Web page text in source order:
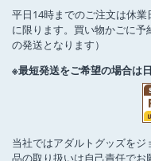
平日14時までのご注文は休
に限ります。買い物かごに
の発送となります）
※最短発送をご希望の場合は
当社ではアダルトグッズを
品の取り扱いは自己責任でお